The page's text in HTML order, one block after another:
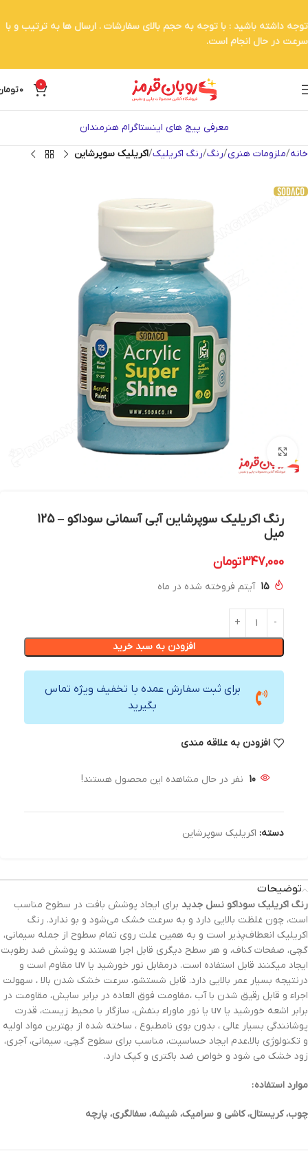
0
0
معرفی پیج های اینستاگرام هنرمندان
خانه ملزومات هنری رنگ رنگ اکریلیک اکریلیک سوپرشاین
بزرگنمایی تصویر
رنگ اکریلیک سوپرشاین آبی آسمانی سوداکو – 125
میل
347,000تومان
15 آیتم فروخته شده در ماه
افزودن به سبد خرید
برای ثبت سفارش عمده با تخفیف ویژه تماس
بگیرید
افزودن به علاقه مندی
10 نفر در حال مشاهده این محصول هستند!
دسته: اکریلیک سوپرشاین
توضیحات
رنگ‌ اکریلیک سوداکو نسل جدید برای ایجاد پوشش بافت در سطوح مناسب
است، چون غلظت بالایی دارد و به سرعت خشک می‌شود و بو ندارد. رنگ
اکریلیک انعطاف‌پذیر است و به همین علت روی تمام سطوح از جمله سیمانی،
گچی، صفحات کناف، و هر سطح دیگری قابل اجرا هستند و پوشش ضد رطوبت
ایجاد میکنند قابل استفاده است. درمقابل نور خورشید یا uv مقاوم است و
درنتیجه بسیار عمر بالایی دارد. قابل شستشو، سرعت خشک شدن بالا ، سهولت
اجراء و قابل رقیق شدن با آب ،مقاومت فوق العاده در برابر سایش، مقاومت در
برابر اشعه خورشید یا uv یا نور ماوراء بنفش، سازگار با محیط زیست، قدرت
پوشانندگی بسیار عالی ، بدون بوی نامطبوع ، ساخته شده از بهترین مواد اولیه
و تکنولوژی بالا،عدم ایجاد حساسیت، مناسب برای سطوح گچی، سیمانی، آجری،
زود خشک می شود و خواص ضد باکتری و کپک دارد.
موارد استفاده :
چوب، کریستال، کاشی و سرامیک، شیشه، سفالگری، پارچه
توجه داشته باشید : با توجه به حجم بالای سفارشات . ارسال ها به ترتیب و با
سرعت در حال انجام است.